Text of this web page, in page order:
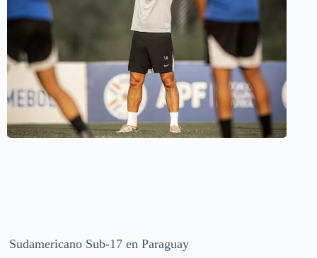
Sudamericano Sub-17 en Paraguay